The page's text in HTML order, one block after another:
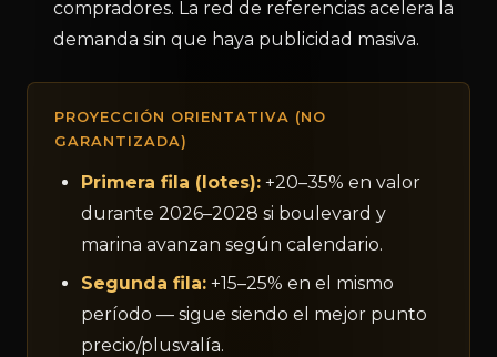
compradores. La red de referencias acelera la
demanda sin que haya publicidad masiva.
PROYECCIÓN ORIENTATIVA (NO
GARANTIZADA)
Primera fila (lotes): +20–35% en valor
durante 2026–2028 si boulevard y
marina avanzan según calendario.
Segunda fila: +15–25% en el mismo
período — sigue siendo el mejor punto
precio/plusvalía.